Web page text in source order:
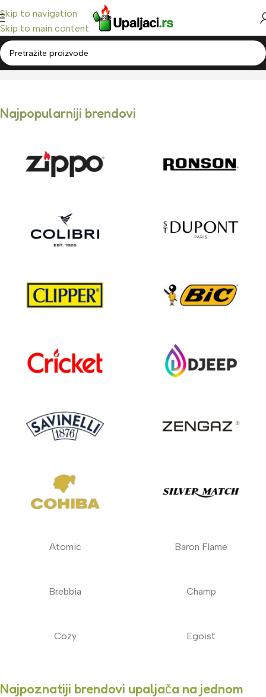
Skip to navigation
Skip to main content
Brendovi Početna/Brendovi
Najpopularniji brendovi
Atomic Baron Flame
Brebbia Champ
Cozy Egoist
Najpoznatiji brendovi upaljača na jednom